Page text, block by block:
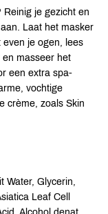
Reinig je gezicht en
Laat het masker
even je ogen, lees
en masseer het
een extra spa-
vochtige
crème, zoals Skin
Water, Glycerin,
Leaf Cell